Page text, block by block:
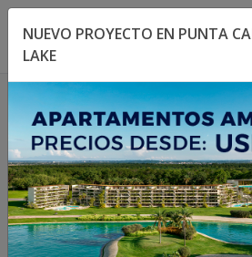
Toggle navigation menu
NUEVO PROYECTO EN PUNTA
LAKE